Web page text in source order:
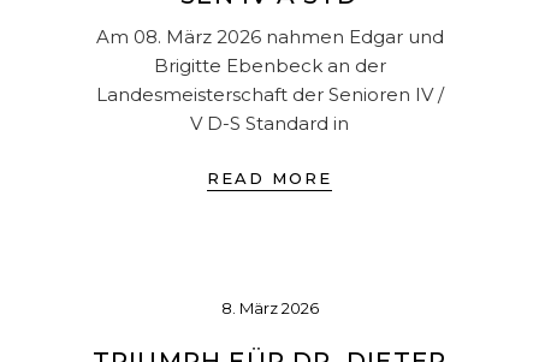
Am 08. März 2026 nahmen Edgar und
Brigitte Ebenbeck an der
Landesmeisterschaft der Senioren IV /
V D-S Standard in
READ MORE
8. März 2026